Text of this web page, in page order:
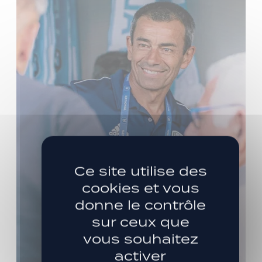
Ce site utilise des
cookies et vous
donne le contrôle
sur ceux que
vous souhaitez
activer